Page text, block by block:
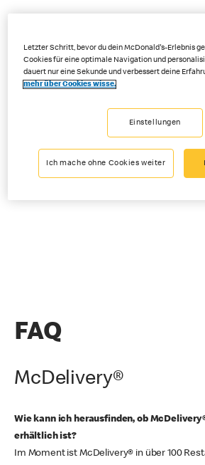
FAQ
McDelivery®
Wie kann ich herausfinden, ob
erhältlich ist?
Im Moment ist McDelivery® in über 100
Letzter Schritt, bevor du dein McDonald's-Erlebnis
Cookies für eine optimale Navigation und
dauert nur eine Sekunde und verbessert deine
mehr über Cookies wisse.
Einstellungen
Ich mache ohne Cookies weiter